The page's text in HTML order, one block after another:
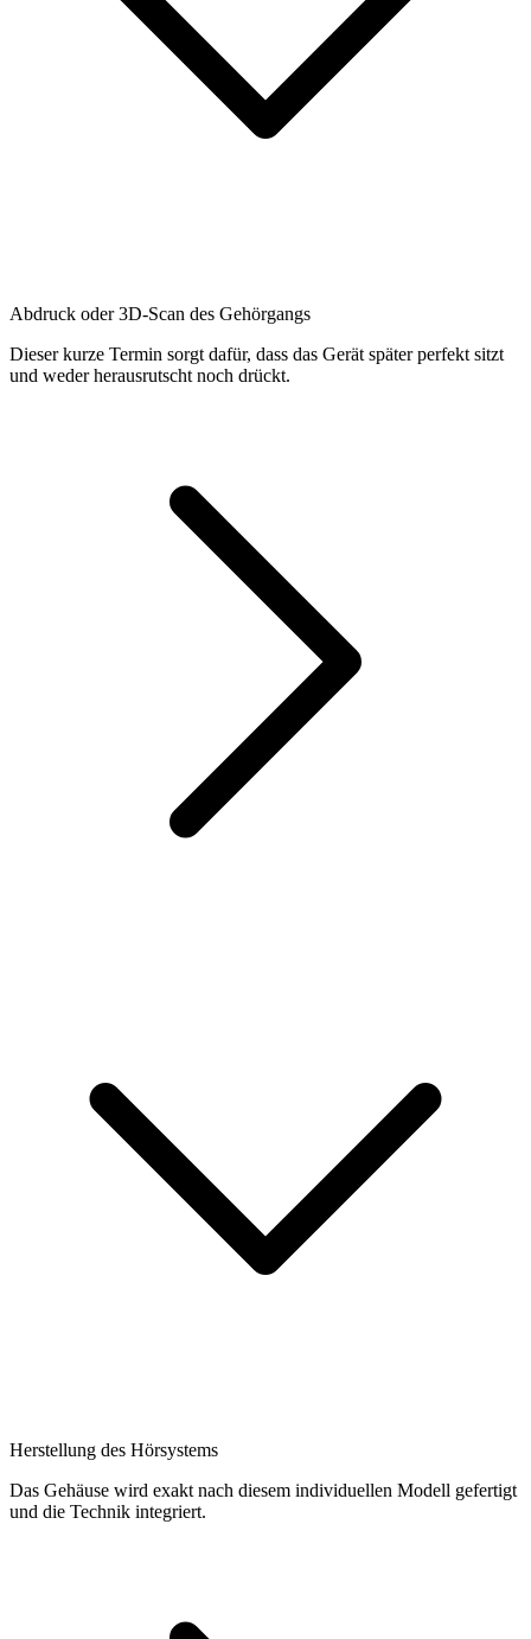
Abdruck oder 3D-Scan des Gehörgangs
Dieser kurze Termin sorgt dafür, dass das Gerät später perfekt sitzt
und weder herausrutscht noch drückt.
Herstellung des Hörsystems
Das Gehäuse wird exakt nach diesem individuellen Modell gefertigt
und die Technik integriert.